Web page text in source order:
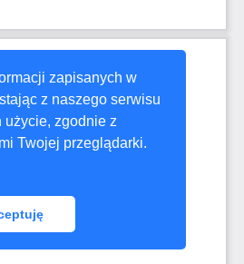
zapisanych w
z naszego serwisu
użycie, zgodnie z
Twojej przeglądarki.